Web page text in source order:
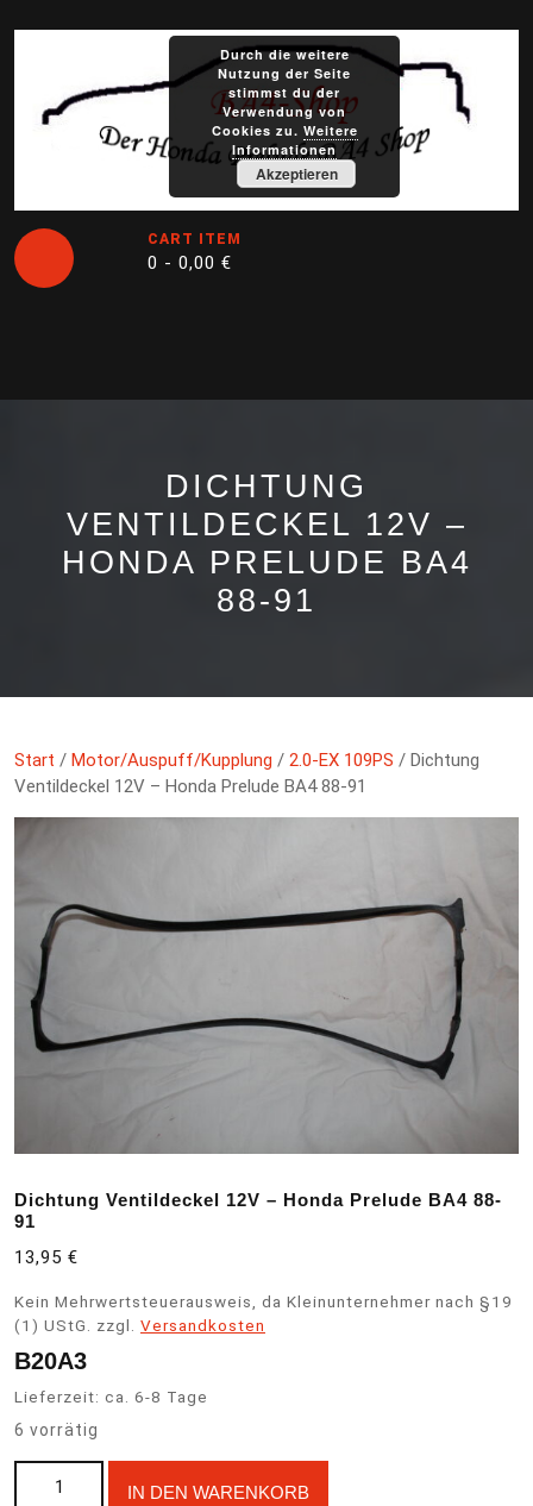
CART ITEM
0 - 0,00 €
Button
DICHTUNG
VENTILDECKEL 12V –
HONDA PRELUDE BA4
88-91
Start / Motor/Auspuff/Kupplung / 2.0-EX 109PS / Dichtung
Ventildeckel 12V – Honda Prelude BA4 88-91
Dichtung Ventildeckel 12V – Honda Prelude BA4 88-
91
13,95 €
Kein Mehrwertsteuerausweis, da Kleinunternehmer nach §19
(1) UStG.
zzgl. Versandkosten
B20A3
Lieferzeit: ca. 6-8 Tage
6 vorrätig
IN DEN WARENKORB
Durch die weitere
Nutzung der Seite
stimmst du der
Verwendung von
Cookies zu. Weitere
Informationen
Akzeptieren